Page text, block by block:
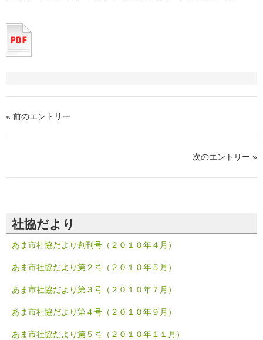
« 前のエントリー
次のエントリー »
社協だより
あま市社協だより創刊号（２０１０年４月）
あま市社協だより第２号（２０１０年５月）
あま市社協だより第３号（２０１０年７月）
あま市社協だより第４号（２０１０年９月）
あま市社協だより第５号（２０１０年１１月）